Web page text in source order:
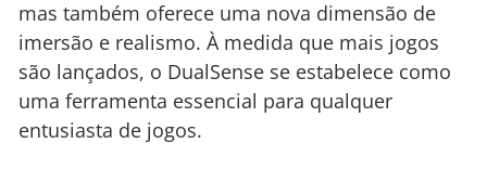
mas também oferece uma nova dimensão de
imersão e realismo. À medida que mais jogos
são lançados, o DualSense se estabelece como
uma ferramenta essencial para qualquer
entusiasta de jogos.